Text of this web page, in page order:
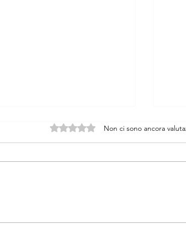
senza automatismi per il Fisco
Valutazione 0 stelle su 5.
Non ci sono ancora